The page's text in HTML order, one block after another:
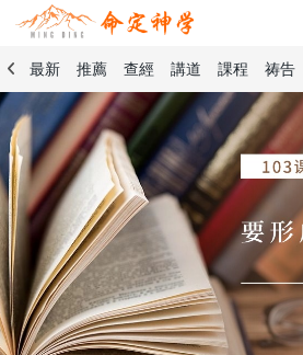
最新 推薦 查經 講道 課程 祷告
命定音樂
命定書屋 命定奉獻 命定
禱告精選
查經精選 講道精選
課程
見證精選
101課程 創世記 馬太福音
洗禮禮文
聖餐禮文 01 創世記
02
03 利未記
04 民數記 05 申命記
06
07 士師記
08 路得記
09 撒母耳記上
10 撒母耳記下
11 列王紀上
12 列王
15 以斯拉記
16 尼希米記 17 以斯帖